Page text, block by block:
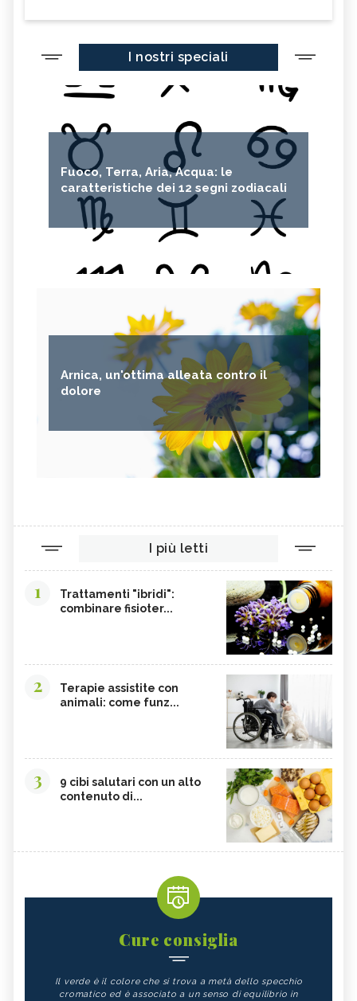
I nostri speciali
Fuoco, Terra, Aria, Acqua: le
caratteristiche dei 12 segni zodiacali
Arnica, un'ottima alleata contro il
dolore
I più letti
1
Trattamenti "ibridi":
combinare fisioter...
2
Terapie assistite con
animali: come funz...
3
9 cibi salutari con un alto
contenuto di...
Cure consiglia
Il verde è il colore che si trova a metà dello specchio
cromatico ed è associato a un senso di equilibrio in